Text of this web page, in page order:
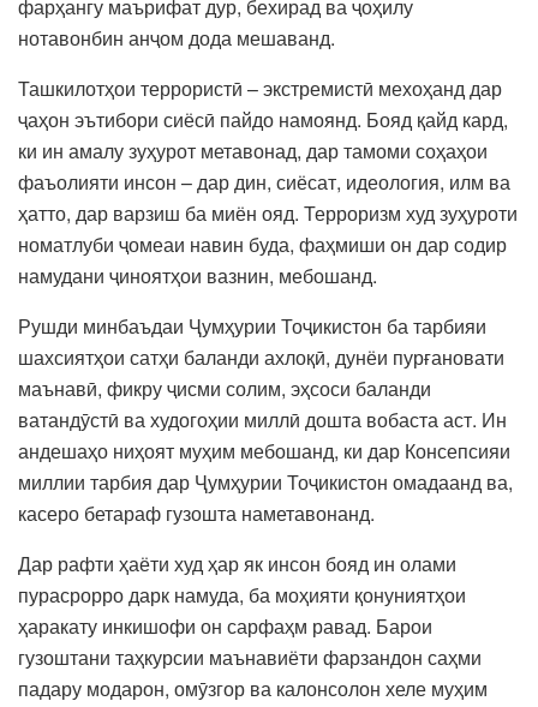
фарҳангу маърифат дур, бехирад ва ҷоҳилу
нотавонбин анҷом дода мешаванд.
Ташкилотҳои террористӣ – экстремистӣ мехоҳанд дар
ҷаҳон эътибори сиёсӣ пайдо намоянд. Бояд қайд кард,
ки ин амалу зуҳурот метавонад, дар тамоми соҳаҳои
фаъолияти инсон – дар дин, сиёсат, идеология, илм ва
ҳатто, дар варзиш ба миён ояд. Терроризм худ зуҳуроти
номатлуби ҷомеаи навин буда, фаҳмиши он дар содир
намудани ҷиноятҳои вазнин, мебошанд.
Рушди минбаъдаи Ҷумҳурии Тоҷикистон ба тарбияи
шахсиятҳои сатҳи баланди ахлоқӣ, дунёи пурғановати
маънавӣ, фикру ҷисми солим, эҳсоси баланди
ватандӯстӣ ва худогоҳии миллӣ дошта вобаста аст. Ин
андешаҳо ниҳоят муҳим мебошанд, ки дар Консепсияи
миллии тарбия дар Ҷумҳурии Тоҷикистон омадаанд ва,
касеро бетараф гузошта наметавонанд.
Дар рафти ҳаёти худ ҳар як инсон бояд ин олами
пурасрорро дарк намуда, ба моҳияти қонуниятҳои
ҳаракату инкишофи он сарфаҳм равад. Барои
гузоштани таҳкурсии маънавиёти фарзандон саҳми
падару модарон, омӯзгор ва калонсолон хеле муҳим